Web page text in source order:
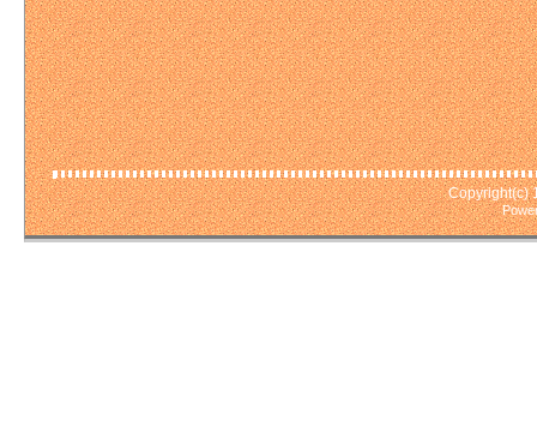
Copyright(c)